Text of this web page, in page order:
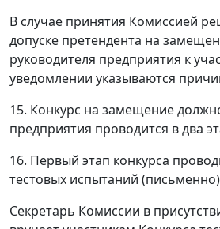
В случае принятия Комиссией
допуске претендента на
руководителя предприятия к
уведомлении указываются
15. Конкурс на замещение
предприятия проводится в два
16. Первый этап конкурса
тестовых испытаний
Секретарь Комиссии в